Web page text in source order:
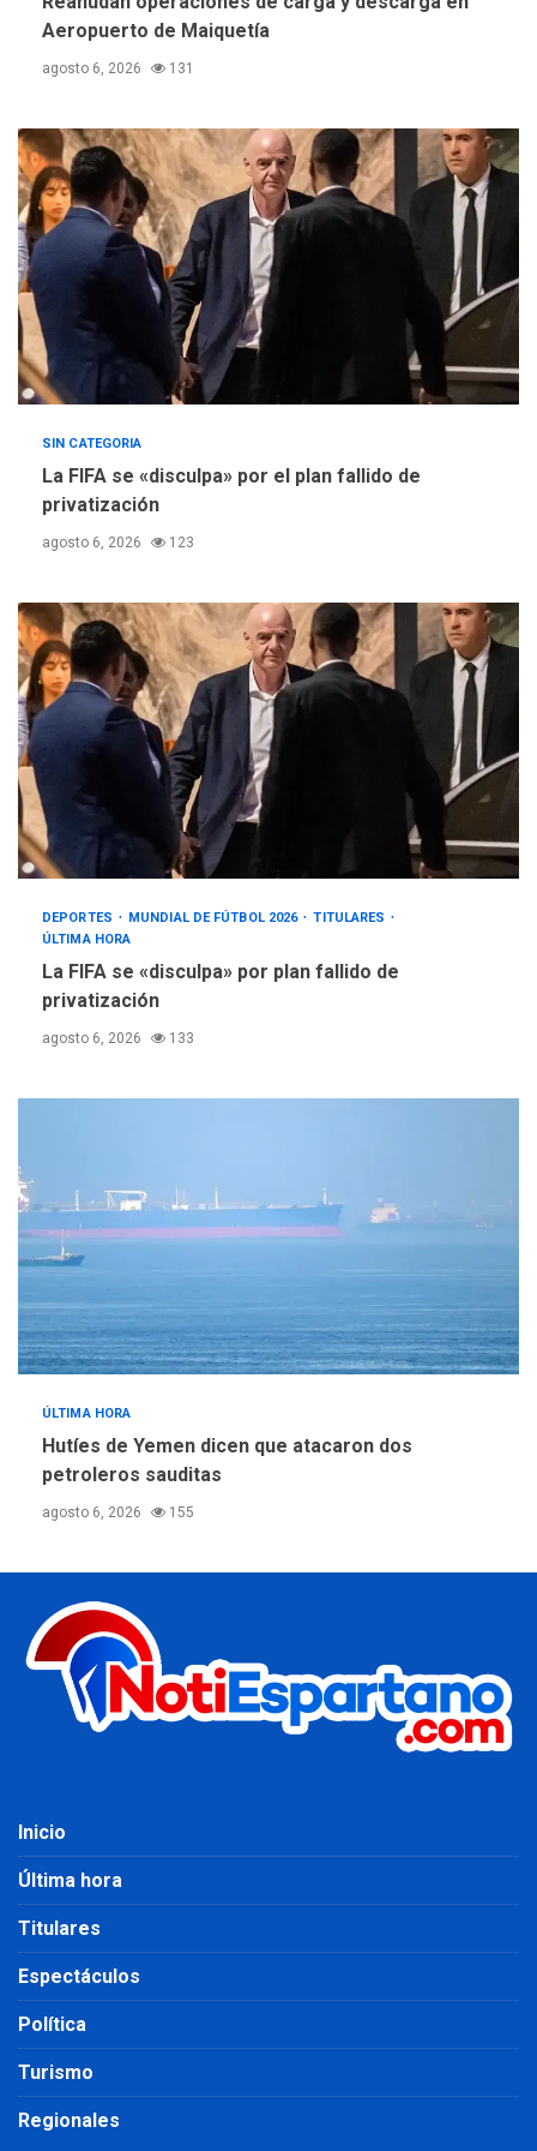
suman al Plan Agosto de
5
ÚLTIMA HORA
Concejo Municipal de
Mariño respalda a Cámara
de Comercio para reforma
de Ley de Puerto Libre
Aeropuerto de Maiquetía
agosto 6, 2026 131
SIN CATEGORIA
La FIFA se «disculpa» por el plan fallido de
privatización
agosto 6, 2026 123
DEPORTES MUNDIAL DE FÚTBOL 2026
TITULARES
ÚLTIMA HORA
La FIFA se «disculpa» por plan fallido de
privatización
agosto 6, 2026 133
ÚLTIMA HORA
Hutíes de Yemen dicen que atacaron dos
petroleros sauditas
agosto 6, 2026 155
Inicio
Última hora
Titulares
Espectáculos
Política
Turismo
Regionales